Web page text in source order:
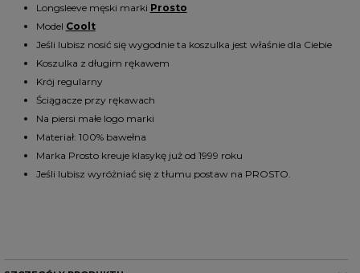
Longsleeve męski marki Prosto
Model Coolt
Jeśli lubisz nosić się wygodnie ta koszulka jest właśnie dla Ciebie
Koszulka z długim rękawem
Krój regularny
Ściągacze przy rękawach
Na piersi małe logo marki
Materiał: 100% bawełna
Marka Prosto kreuje klasykę już od 1999 roku
Jeśli lubisz wyróżniać się z tłumu postaw na PROSTO.